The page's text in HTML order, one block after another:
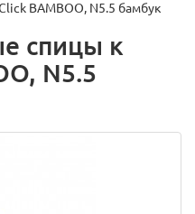
BAMBOO, N5.5 бамбук
спицы к
N5.5